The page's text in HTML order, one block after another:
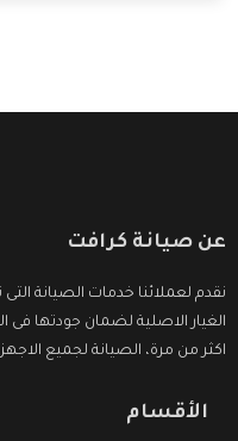
عن صيانة كرافت
نقدم لعملائنا خدمات الصيانة
الغيار الاصلية لضمان جودتها
اكثر من مرة، الصيانة لجميع
الأقسام